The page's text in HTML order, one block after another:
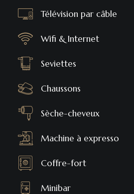
Télévision par câble
Wifi & Internet
Seviettes
Chaussons
Sèche-cheveux
Machine à expresso
Coffre-fort
Minibar